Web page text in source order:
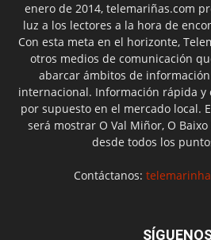
enero de 2014, telemariñas.com
luz a los lectores a la hora de
Con esta meta en el horizonte,
otros medios de comunicación
abarcar ámbitos de
internacional. Información rápida y
por supuesto en el mercado local.
será mostrar O Val Miñor, O
desde todos los
Contáctanos: